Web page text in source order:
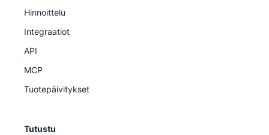
Hinnoittelu
Integraatiot
API
MCP
Tuotepäivitykset
Tutustu